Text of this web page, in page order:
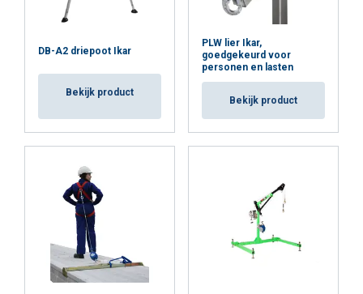
DB-A2 driepoot Ikar
Bekijk product
PLW lier Ikar,
goedgekeurd voor
personen en lasten
Bekijk product